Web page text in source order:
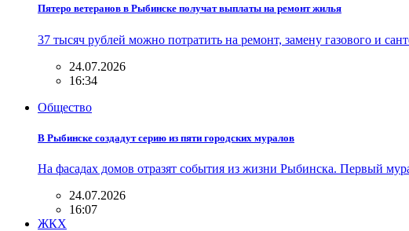
Пятеро ветеранов в Рыбинске получат выплаты на ремонт жилья
37 тысяч рублей можно потратить на ремонт, замену газового и
24.07.2026
16:34
Общество
В Рыбинске создадут серию из пяти городских муралов
На фасадах домов отразят события из жизни Рыбинска. Первый
24.07.2026
16:07
ЖКХ